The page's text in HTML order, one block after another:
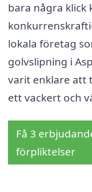
bara några klick
lokala företag
golvslipning i
varit enklare att
ett vackert och
Få 3
förpliktelser